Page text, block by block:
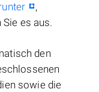
,
es aus.
den
sowie die